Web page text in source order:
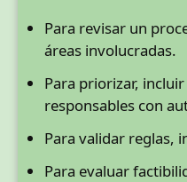
Para revisar un
áreas involucradas.
Para priorizar,
responsables con
Para validar reglas,
Para evaluar